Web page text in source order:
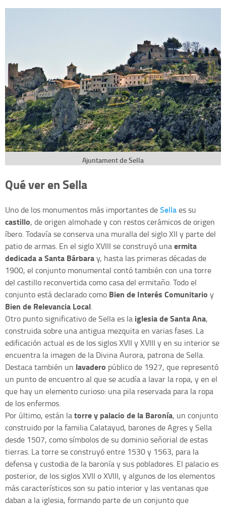
Ajuntament de Sella
Qué ver en Sella
Uno de los monumentos más importantes deSellaes su
castillo, de origen almohade y con restos cerámicos de origen
íbero. Todavía se conserva una muralla del siglo XII y parte del
patio de armas. En el siglo XVIII se construyó unaermita
dedicada a Santa Bárbaray, hasta las primeras décadas de
1900, el conjunto monumental contó también con una torre
del castillo reconvertida como casa del ermitaño. Todo el
conjunto está declarado como Bien de Interés Comunitario y
Bien de Relevancia Local.
Otro punto significativo de Sella es la iglesia de Santa Ana,
construida sobre una antigua mezquita en varias fases. La
edificación actual es de los siglos XVII y XVIII y en su interior se
encuentra la imagen de la Divina Aurora, patrona de Sella.
Destaca también un lavadero público de 1927, que representó
un punto de encuentro al que se acudía a lavar la ropa, y en el
que hay un elemento curioso: una pila reservada para la ropa
de los enfermos.
Por último, están latorre y palacio de la Baronía, un conjunto
construido por la familia Calatayud, barones de Agres y Sella
desde 1507, como símbolos de su dominio señorial de estas
tierras. La torre se construyó entre 1530 y 1563, para la
defensa y custodia de la baronía y sus pobladores. El palacio es
posterior, de los siglos XVII o XVIII, y algunos de los elementos
más característicos son su patio interior y las ventanas que
daban a la iglesia, formando parte de un conjunto que